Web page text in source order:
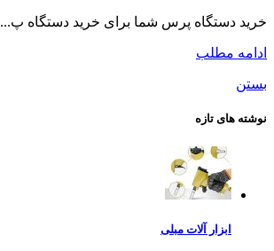
خرید دستگاه پرس شما برای خرید دستگاه پ...
ادامه مطلب
بستن
نوشته های تازه
ابزار آلات مبلی